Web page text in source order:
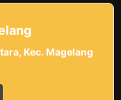
Kec. Magelang